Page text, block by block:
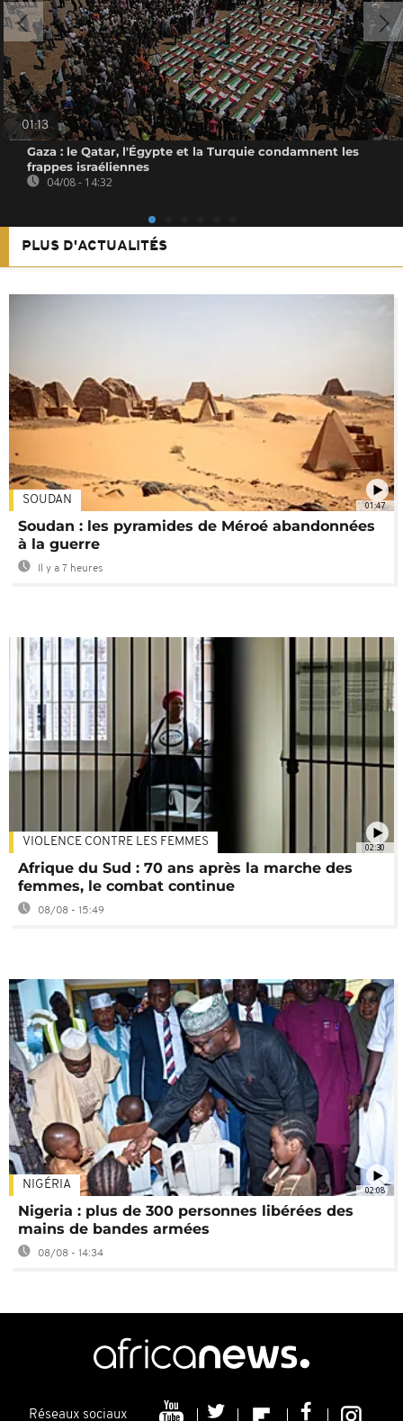
01:13
Gaza : le Qatar, l'Égypte et la Turquie condamnent les
frappes israéliennes
04/08 - 14:32
PLUS D'ACTUALITÉS
01:47
SOUDAN
Soudan : les pyramides de Méroé abandonnées
à la guerre
Il y a 7 heures
02:30
VIOLENCE CONTRE LES FEMMES
Afrique du Sud : 70 ans après la marche des
femmes, le combat continue
08/08 - 15:49
02:08
NIGÉRIA
Nigeria : plus de 300 personnes libérées des
mains de bandes armées
08/08 - 14:34
Réseaux sociaux